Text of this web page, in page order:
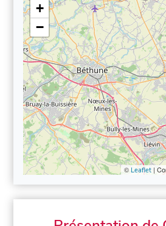
+
−
© Leaflet|